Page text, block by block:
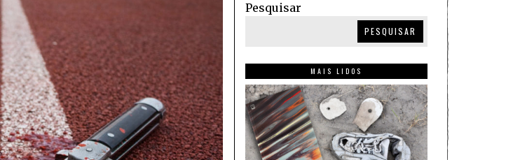
Pesquisar
PESQUISAR
MAIS LIDOS